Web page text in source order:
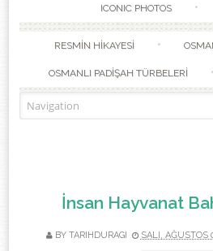
ICONIC PHOTOS
RESMİN HİKAYESİ
OSMANLI PADİŞAH TÜRBELERİ
İnsan Hayvanat
BY TARIHDURAGI SALI, AĞUSTOS